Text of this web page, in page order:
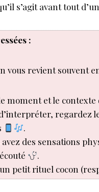
s’agit avant tout
:
vous revient souvent
moment et le contexte
regardez
.
avez des sensations
.
petit rituel cocon